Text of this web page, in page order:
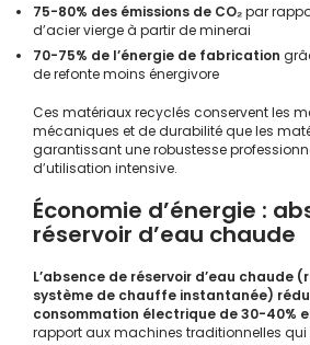
75-80% des émissions de CO₂par
d’acier vierge à partir de minerai
70-75% de l’énergie de fabrication
de refonte moins énergivore
Ces matériaux recyclés conservent les
mécaniques et de durabilité que les
garantissant une robustesse
d’utilisation intensive.
Économie d’énergie :
réservoir d’eau chaude
L’absence de réservoir d’eau chaude
système de chauffe instantanée)
consommation électrique de 30-40%
rapport aux machines traditionnelles qui